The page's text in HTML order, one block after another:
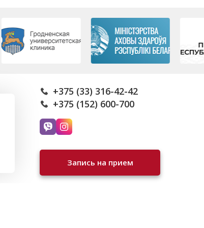
+375 (33) 316-42-42
+375 (152) 600-700
Запись на прием